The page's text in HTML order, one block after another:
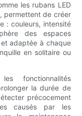
les rubans LED
permettent de créer
: couleurs, intensité
des espaces
adaptée à chaque
en solitaire ou
fonctionnalités
la durée de
précocement
causés par les